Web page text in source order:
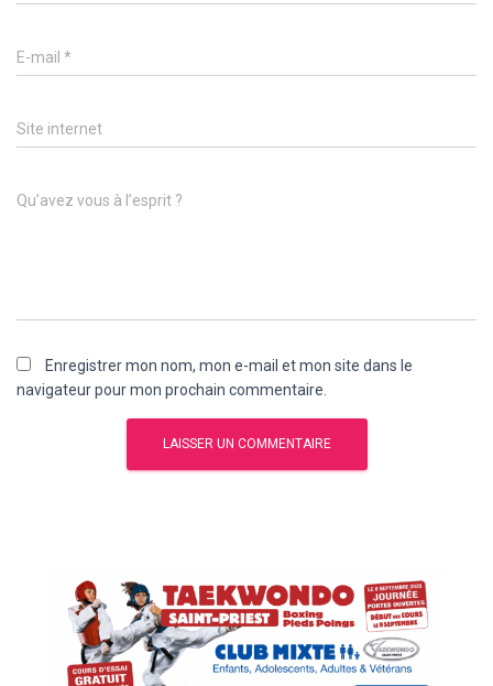
E-mail *
Site internet
Qu’avez vous à l’esprit ?
Enregistrer mon nom, mon e-mail et mon site dans le
navigateur pour mon prochain commentaire.